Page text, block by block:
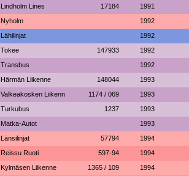
Lindholm Lines 17184 1991
Nyholm 1992
Lähilinjat 1992
Tokee 147933 1992
Transbus 1992
Härmän Liikenne 148044 1993
Valkeakosken Liikenn 1174 / 069 1993
Turkubus 1237 1993
Matka-Autot 1993
Länsilinjat 57794 1994
Reissu Ruoti 597-94 1994
Kylmäsen Liikenne 1365 / 109 1994